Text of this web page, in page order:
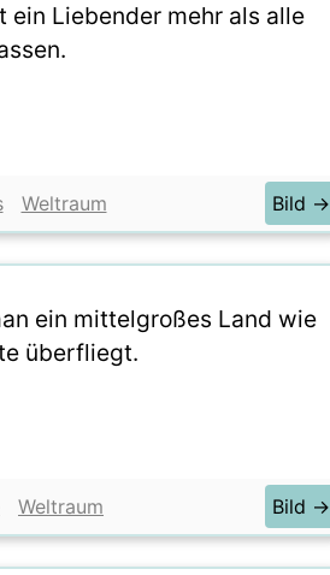
ein Liebender mehr als alle
Weltraum Bild →
ein mittelgroßes Land wie
überfliegt.
Weltraum Bild →